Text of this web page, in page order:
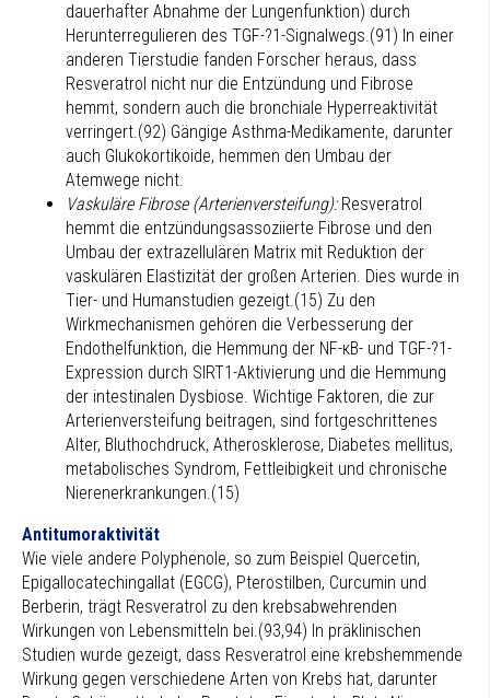
dauerhafter Abnahme der Lungenfunktion) durch
Herunterregulieren des TGF-?1-Signalwegs.(91) In einer
anderen Tierstudie fanden Forscher heraus, dass
Resveratrol nicht nur die Entzündung und Fibrose
hemmt, sondern auch die bronchiale Hyperreaktivität
verringert.(92) Gängige Asthma-Medikamente, darunter
auch Glukokortikoide, hemmen den Umbau der
Atemwege nicht.
Vaskuläre Fibrose (Arterienversteifung):Resveratrol
hemmt die entzündungsassoziierte Fibrose und den
Umbau der extrazellulären Matrix mit Reduktion der
vaskulären Elastizität der großen Arterien. Dies wurde in
Tier- und Humanstudien gezeigt.(15) Zu den
Wirkmechanismen gehören die Verbesserung der
Endothelfunktion, die Hemmung der NF-κB- und TGF-?1-
Expression durch SIRT1-Aktivierung und die Hemmung
der intestinalen Dysbiose. Wichtige Faktoren, die zur
Arterienversteifung beitragen, sind fortgeschrittenes
Alter, Bluthochdruck, Atherosklerose, Diabetes mellitus,
metabolisches Syndrom, Fettleibigkeit und chronische
Nierenerkrankungen.(15)
Antitumoraktivität
Wie viele andere Polyphenole, so zum Beispiel Quercetin,
Epigallocatechingallat (EGCG), Pterostilben, Curcumin und
Berberin, trägt Resveratrol zu den krebsabwehrenden
Wirkungen von Lebensmitteln bei.(93,94) In präklinischen
Studien wurde gezeigt, dass Resveratrol eine krebshemmende
Wirkung gegen verschiedene Arten von Krebs hat, darunter